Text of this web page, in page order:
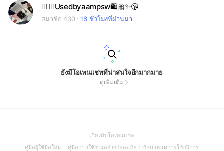
🧚🏻‍♀️Usedbyaampsw🛍️🎀✨😘
สมาชิก 430 16 ชั่วโมงที่ผ่านมา
ยังมีโอเพนแชทที่น่าสนใจอีกมากมาย
ดูเพิ่มเติม
เกี่ยวกับโอเพนแชท(Open
in
คู่มือผู้ใช้มือใหม่ (Open
คู่มือการใช้งานอย่างปลอดภัย(Open
ข้อกำหนดการใช้บริการ(Open